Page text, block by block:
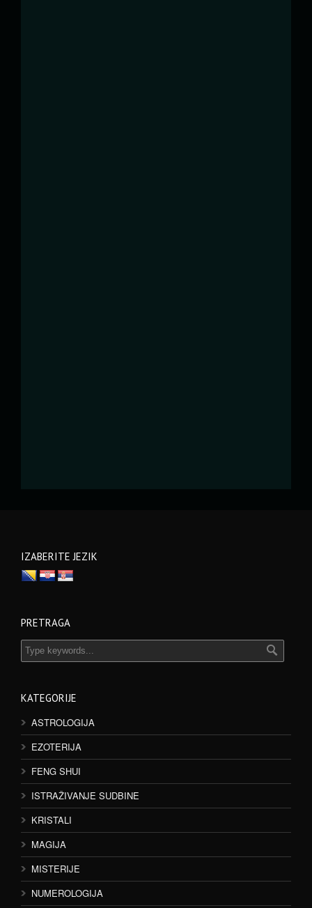
IZABERITE JEZIK
PRETRAGA
KATEGORIJE
ASTROLOGIJA
EZOTERIJA
FENG SHUI
ISTRAŽIVANJE SUDBINE
KRISTALI
MAGIJA
MISTERIJE
NUMEROLOGIJA